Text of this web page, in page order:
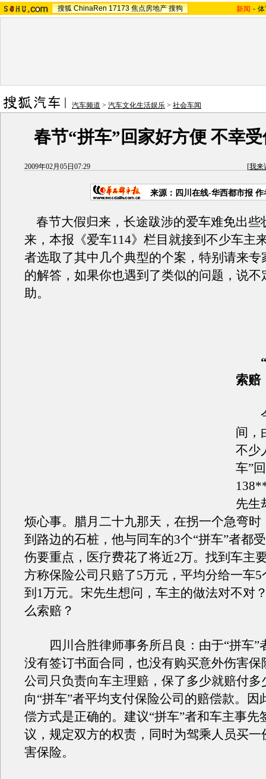
搜狐 ChinaRen 17173 焦点房地产 搜狗 新闻 -
汽车频道 > 汽车文化生活娱乐 > 社会车闻
春节“拼车”回家好方便 不幸
2009年02月05日07:29 [我来
来源：四川在线-华西都市报 作
春节大假归来，长途跋涉的爱车难免出些
来，本报《爱车114》栏目就接到不少车主
者选取了其中几个典型的个案，特别请来专
的解答，如果你也遇到了类似的问题，说不
助。
“
索赔
今
间，
不少
车”
先生
烦心事。腊月二十九那天，在拐一个急弯时
到路边的石桩，他与同车的3个“拼车”者都
伤要重点，医疗费花了将近2万。找到车主
方称保险公司只赔了5万元，平均分给一车
到1万元。宋先生想问，车主的做法对不对
么索赔？
四川合胜律师事务所吕良：由于“拼车”
没有签订书面合同，也没有购买意外伤害保
公司只负责向车主理赔，保了多少就赔付多
向“拼车”者平均支付保险公司的赔偿款。因
偿方式是正确的。建议“拼车”者和车主事先
议，规定双方的权责，同时为驾乘人员买一
害保险。